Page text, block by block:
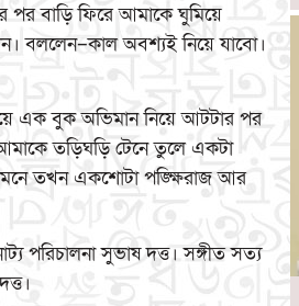
পর বাড়ি ফিরে আমাকে ঘুমিয়ে
বললেন–কাল অবশ্যই নিয়ে যাবো।
এক বুক অভিমান নিয়ে আটটার পর
তড়িঘড়ি টেনে তুলে একটা
মনে তখন একশোটা পঙ্ক্ষিরাজ আর
পরিচালনা সুভাষ দত্ত। সঙ্গীত সত্য